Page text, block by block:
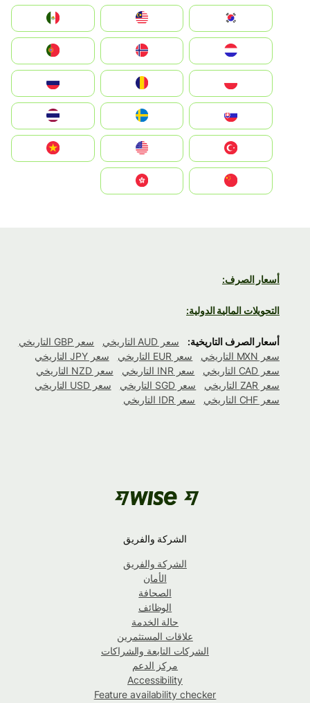
South Korea
Nederland
Portugal
România
Slovensko
United States
Vietnam
أسعار الصرف:
التحويلات المالية الدولية:
أسعار الصرف التاريخية: سعر AUD التاريخي
سعر GBP التاريخي
سعر MXN التاريخي
سعر EUR التاريخي
سعر JPY التاريخي
سعر CAD التاريخي
سعر INR التاريخي
سعر NZD التاريخي
سعر ZAR التاريخي
سعر SGD التاريخي
سعر USD التاريخي
سعر CHF التاريخي
سعر IDR التاريخي
الشركة والفريق
الشركة والفريق
الأمان
الصحافة
الوظائف
حالة الخدمة
علاقات المستثمرين
الشركات التابعة والشراكات
مركز الدعم
Accessibility
Feature availability checker